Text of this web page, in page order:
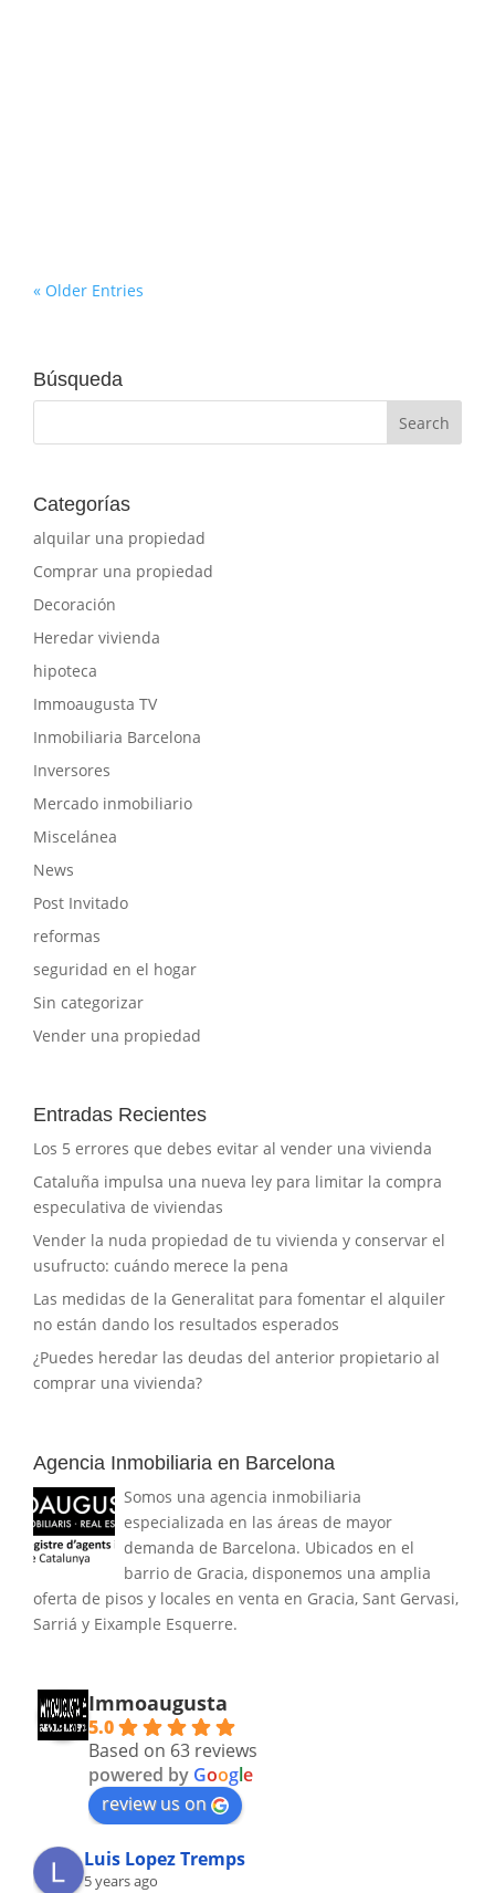
« Older Entries
Búsqueda
Categorías
alquilar una propiedad
Comprar una propiedad
Decoración
Heredar vivienda
hipoteca
Immoaugusta TV
Inmobiliaria Barcelona
Inversores
Mercado inmobiliario
Miscelánea
News
Post Invitado
reformas
seguridad en el hogar
Sin categorizar
Vender una propiedad
Entradas Recientes
Los 5 errores que debes evitar al vender una vivienda
Cataluña impulsa una nueva ley para limitar la compra
especulativa de viviendas
Vender la nuda propiedad de tu vivienda y conservar el
usufructo: cuándo merece la pena
Las medidas de la Generalitat para fomentar el alquiler
no están dando los resultados esperados
¿Puedes heredar las deudas del anterior propietario al
comprar una vivienda?
Agencia Inmobiliaria en Barcelona
Somos una agencia inmobiliaria
especializada en las áreas de mayor
demanda de Barcelona. Ubicados en el
barrio de Gracia, disponemos una amplia
oferta de pisos y locales en venta en Gracia, Sant Gervasi,
Sarriá y Eixample Esquerre.
Immoaugusta
5.0
Based on 63 reviews
powered by Google
review us on
Luis Lopez Tremps
5 years ago